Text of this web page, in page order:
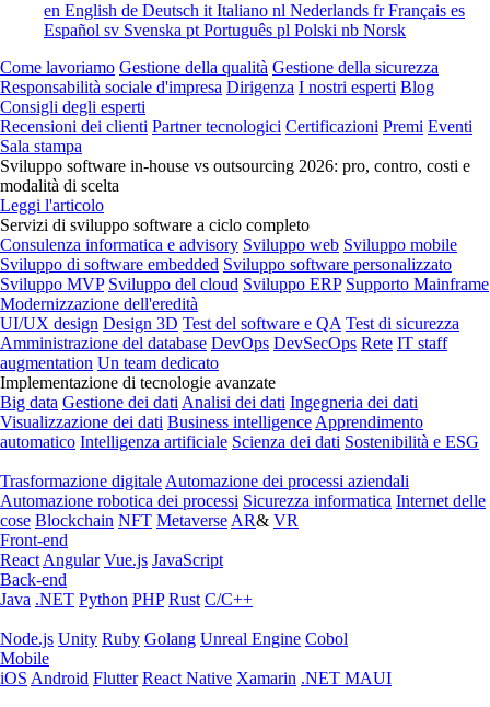
en English de Deutsch it Italiano nl Nederlands frFrançais es
Español sv Svenska pt Português pl Polski nb Norsk
Come lavoriamo Gestione della qualità Gestione della sicurezza
Responsabilità sociale d'impresa Dirigenza I nostri esperti Blog
Consigli degli esperti
Recensioni dei clienti Partner tecnologici Certificazioni Premi Eventi
Sala stampa
Sviluppo software in-house vs outsourcing 2026: pro, contro, costi e
modalità di scelta
Leggi l'articolo
Servizi di sviluppo software a ciclo completo
Consulenza informatica e advisory Sviluppo web Sviluppo mobile
Sviluppo di software embedded Sviluppo software personalizzato
Sviluppo MVP Sviluppo del cloud Sviluppo ERP Supporto Mainframe
Modernizzazione dell'eredità
UI/UX design Design 3D Test del software e QA Test di sicurezza
Amministrazione del database DevOps DevSecOps Rete IT staff
augmentation Un team dedicato
Implementazione di tecnologie avanzate
Big data Gestione dei dati Analisi dei dati Ingegneria dei dati
Visualizzazione dei dati Business intelligence Apprendimento
automatico Intelligenza artificiale Scienza dei dati Sostenibilità e ESG
Trasformazione digitale Automazione dei processi aziendali
Automazione robotica dei processi Sicurezza informatica Internet delle
cose Blockchain NFT Metaverse AR& VR
Front-end
React Angular Vue.js JavaScript
Back-end
Java .NET Python PHP Rust C/C++
Node.js Unity Ruby Golang Unreal Engine Cobol
Mobile
iOS Android Flutter React Native Xamarin .NET MAUI